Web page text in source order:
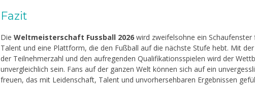
Fazit
Die Weltmeisterschaft Fussball 2026 wird zweifelsohne ein Schaufenster
Talent und eine Plattform, die den Fußball auf die nächste Stufe hebt. Mit
der Teilnehmerzahl und den aufregenden Qualifikationsspielen wird der
unvergleichlich sein. Fans auf der ganzen Welt können sich auf ein
freuen, das mit Leidenschaft, Talent und unvorhersehbaren Ergebnissen